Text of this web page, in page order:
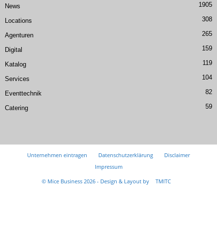
News 1905
Locations 308
Agenturen 265
Digital 159
Katalog 119
Services 104
Eventtechnik 82
Catering 59
Unternehmen eintragen Datenschutzerklärung
Disclaimer
Impressum
© Mice Business 2026 - Design & Layout by
TMITC